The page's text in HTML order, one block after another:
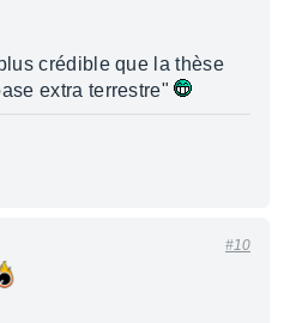
crédible que la thèse
extra terrestre"
#10